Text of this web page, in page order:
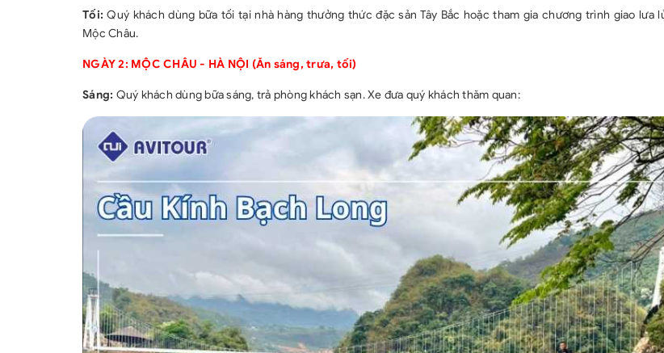
Tối: Quý khách dùng bữa tối tại nhà hàng thưởng thức đặc sản Tây Bắc hoặc tham gia chương trình giao lưa
Mộc Châu.
NGÀY 2: MỘC CHÂU - HÀ NỘI (Ăn sáng, trưa, tối)
Sáng: Quý khách dùng bữa sáng, trả phòng khách sạn. Xe đưa quý khách thăm quan: